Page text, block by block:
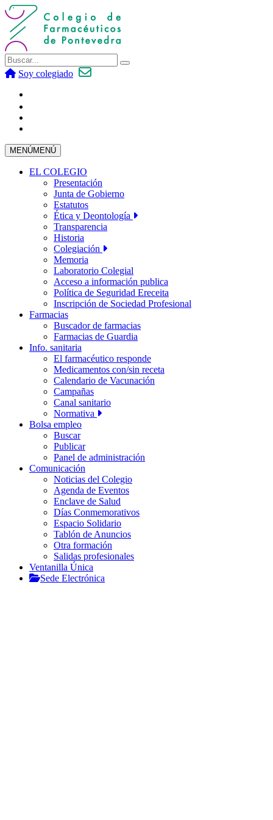
Soy colegiado
MENÚMENÚ
EL COLEGIO
Presentación
Junta de Gobierno
Estatutos
Ética y Deontología
Transparencia
Historia
Colegiación
Memoria
Laboratorio Colegial
Acceso a información publica
Política de Seguridad Ereceita
Inscripción de Sociedad Profesional
Farmacias
Buscador de farmacias
Farmacias de Guardia
Info. sanitaria
El farmacéutico responde
Medicamentos con/sin receta
Calendario de Vacunación
Campañas
Canal sanitario
Normativa
Bolsa empleo
Buscar
Publicar
Panel de administración
Comunicación
Noticias del Colegio
Agenda de Eventos
Enclave de Salud
Días Conmemorativos
Espacio Solidario
Tablón de Anuncios
Otra formación
Salidas profesionales
Ventanilla Única
Sede Electrónica